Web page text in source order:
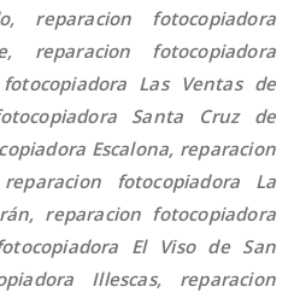
reparacion fotocopiadora
reparacion fotocopiadora
Las Ventas de
Santa Cruz de
Escalona, reparacion
fotocopiadora La
reparacion fotocopiadora
El Viso de San
Illescas, reparacion